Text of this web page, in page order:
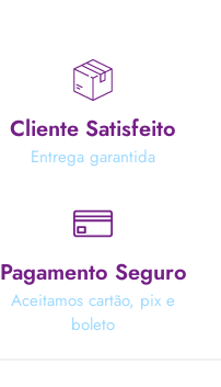
Cliente Satisfeito
Entrega garantida
Pagamento Seguro
Aceitamos cartão, pix e
boleto